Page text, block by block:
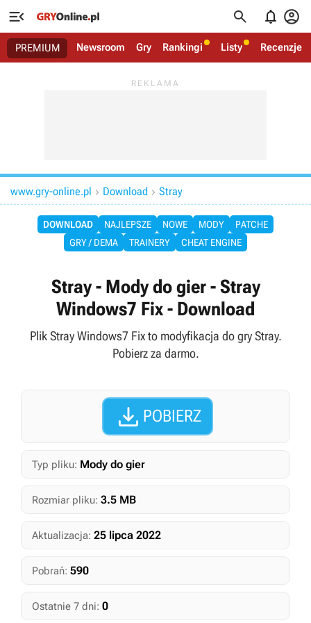
   
PREMIUM Newsroom Gry Rankingi Listy Recenzje
www.gry-online.pl  Download  Stray
DOWNLOAD NAJLEPSZE NOWE MODY
PATCHE
GRY / DEMA
TRAINERY CHEAT ENGINE
Stray - Mody do gier - Stray
Windows7 Fix - Download
Plik Stray Windows7 Fix to modyfikacja do gry Stray.
Pobierz za darmo.
 POBIERZ
Typ pliku: Mody do gier
Rozmiar pliku: 3.5 MB
Aktualizacja: 25 lipca 2022
Pobrań: 590
Ostatnie 7 dni: 0